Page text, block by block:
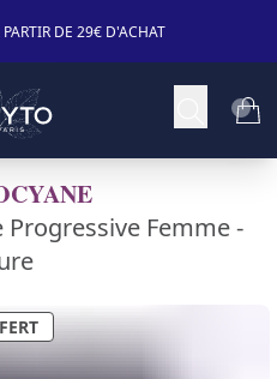
DE 29€ D'ACHAT
Femme -